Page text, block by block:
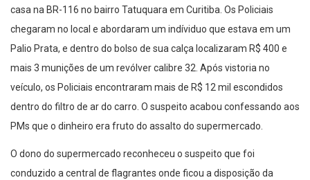
casa na BR-116 no bairro Tatuquara em Curitiba. Os Policiais
chegaram no local e abordaram um indíviduo que estava em um
Palio Prata, e dentro do bolso de sua calça localizaram R$ 400 e
mais 3 munições de um revólver calibre 32. Após vistoria no
veículo, os Policiais encontraram mais de R$ 12 mil escondidos
dentro do filtro de ar do carro. O suspeito acabou confessando aos
PMs que o dinheiro era fruto do assalto do supermercado.
O dono do supermercado reconheceu o suspeito que foi
conduzido a central de flagrantes onde ficou a disposição da